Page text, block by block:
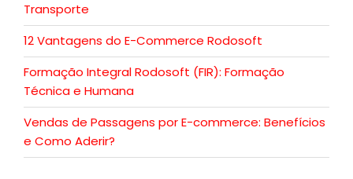
Transporte
12 Vantagens do E-Commerce Rodosoft
Formação Integral Rodosoft (FIR): Formação
Técnica e Humana
Vendas de Passagens por E-commerce: Benefícios
e Como Aderir?